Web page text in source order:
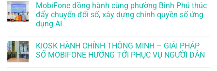
MobiFone đồng hành cùng phường Bình Phú thúc
đẩy chuyển đổi số, xây dựng chính quyền số ứng
dụng AI
KIOSK HÀNH CHÍNH THÔNG MINH – GIẢI PHÁP
SỐ MOBIFONE HƯỚNG TỚI PHỤC VỤ NGƯỜI DÂN